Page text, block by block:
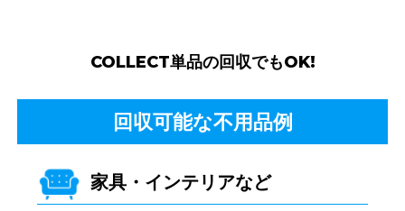
単品の回収でもOK!
回収可能な不用品例
家具・インテリアなど